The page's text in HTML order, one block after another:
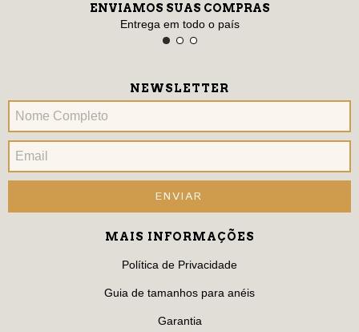
ENVIAMOS SUAS COMPRAS
Entrega em todo o país
NEWSLETTER
MAIS INFORMAÇÕES
Política de Privacidade
Guia de tamanhos para anéis
Garantia